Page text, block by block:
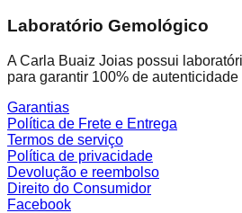
Laboratório Gemológico
A Carla Buaiz Joias possui
para garantir 100% de
Garantias
Política de Frete e Entrega
Termos de serviço
Política de privacidade
Devolução e reembolso
Direito do Consumidor
Facebook